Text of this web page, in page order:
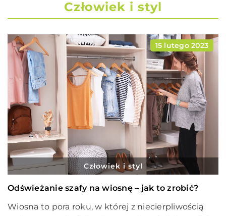
Człowiek i styl
15 lutego 2023
Człowiek i styl
Odświeżanie szafy na wiosnę – jak to zrobić?
Wiosna to pora roku, w której z niecierpliwością